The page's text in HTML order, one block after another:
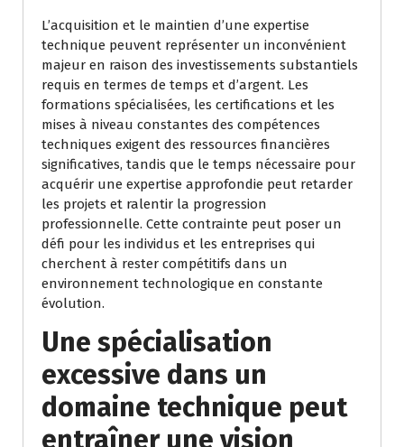
L’acquisition et le maintien d’une expertise
technique peuvent représenter un inconvénient
majeur en raison des investissements substantiels
requis en termes de temps et d’argent. Les
formations spécialisées, les certifications et les
mises à niveau constantes des compétences
techniques exigent des ressources financières
significatives, tandis que le temps nécessaire pour
acquérir une expertise approfondie peut retarder
les projets et ralentir la progression
professionnelle. Cette contrainte peut poser un
défi pour les individus et les entreprises qui
cherchent à rester compétitifs dans un
environnement technologique en constante
évolution.
Une spécialisation
excessive dans un
domaine technique peut
entraîner une vision